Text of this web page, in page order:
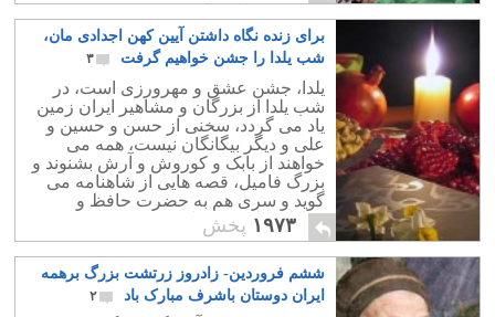
برای زنده نگاه داشتن آیین کهن اجدادی مان،
شب یلدا را جشن خواهیم گرفت
۳
یلدا، جشن عشق و مهرورزی است، در
شب یلدا از بزرگان و مشاهیر ایران زمین
یاد می گردد، سخنی از حسن و حسین و
علی و دیگر بیگانگان نیست، همه می
خواهند از بابک و کوروش و آرش بشنوند و
بزرگ فامیل، قصه هایی از شاهنامه می
گوید و سری هم به حضرت حافظ و
غزلیات دلنشین شان می زنند.
۱۹۷۳ پخش
ششم فروردین- زادروز زرتشت بزرگ برهمه
ایران دوستان باشرف مبارک باد
۲